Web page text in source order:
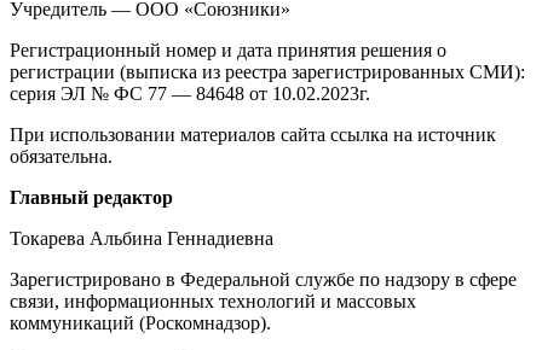
издании
Учредитель — ООО «Союзники»
Регистрационный номер и дата принятия решения о
регистрации (выписка из реестра зарегистрированных СМИ):
серия ЭЛ № ФС 77 — 84648 от 10.02.2023г.
При использовании материалов сайта ссылка на источник
обязательна.
Редакция
Главный редактор
Токарева Альбина Геннадиевна
Зарегистрировано в Федеральной службе по надзору в сфере
связи, информационных технологий и массовых
коммуникаций (Роскомнадзор).